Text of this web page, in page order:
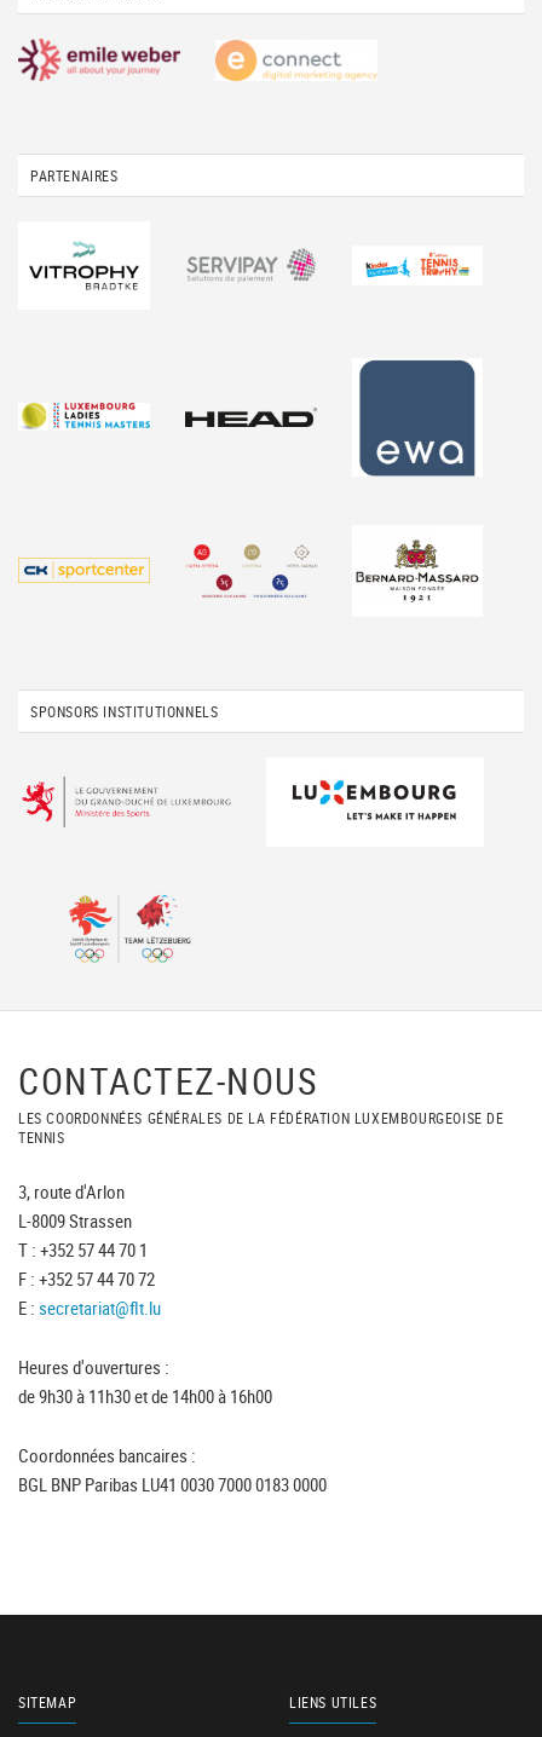
PARTENAIRES
SPONSORS INSTITUTIONNELS
CONTACTEZ-NOUS
LES COORDONNÉES GÉNÉRALES DE LA FÉDÉRATION LUXEMBOURGEOISE DE
TENNIS
3, route d'Arlon
L-8009 Strassen
T : +352 57 44 70 1
F : +352 57 44 70 72
E : secretariat@flt.lu
Heures d'ouvertures :
de 9h30 à 11h30 et de 14h00 à 16h00
Coordonnées bancaires :
BGL BNP Paribas LU41 0030 7000 0183 0000
SITEMAP LIENS UTILES